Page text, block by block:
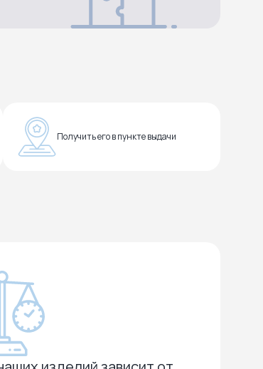
Получить его в пункте выдачи